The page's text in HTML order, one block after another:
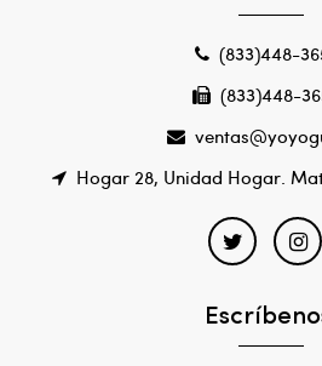
(833)448-
(833)448-
Hogar 28, Unidad Hogar.